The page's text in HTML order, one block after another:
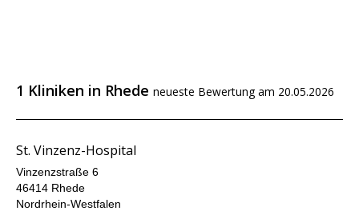
1 Kliniken in Rhede neueste Bewertung am 20.05.2026
St. Vinzenz-Hospital
Vinzenzstraße 6
46414 Rhede
Nordrhein-Westfalen